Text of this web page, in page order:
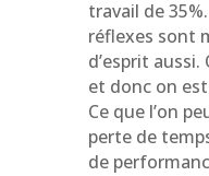
travail de
réflexes sont
d’esprit
et donc on
Ce que l’on
perte de
de